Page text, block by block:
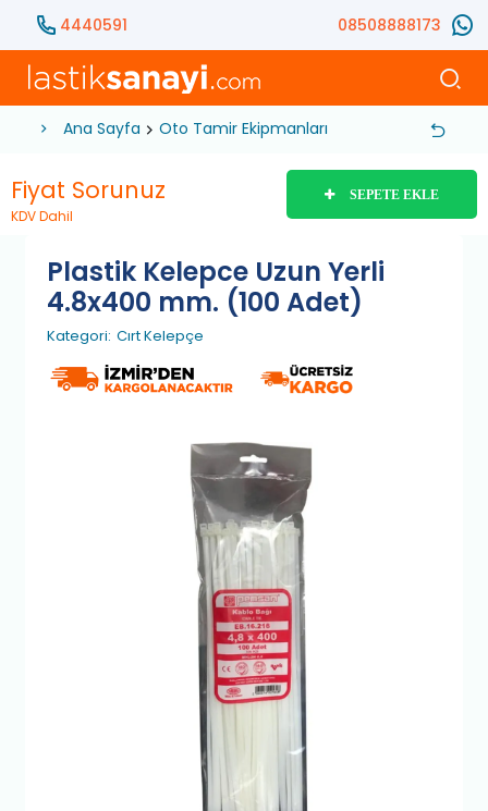
4440591 08508888173
Ana Sayfa Oto Tamir Ekipmanları Sarf ve
Fiyat Sorunuz
KDV Dahil
SEPETE EKLE
Plastik Kelepce Uzun Yerli
4.8x400 mm. (100 Adet)
Kategori: Cırt Kelepçe